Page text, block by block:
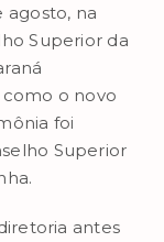
agosto, na
Superior da
o novo
foi
Superior
antes